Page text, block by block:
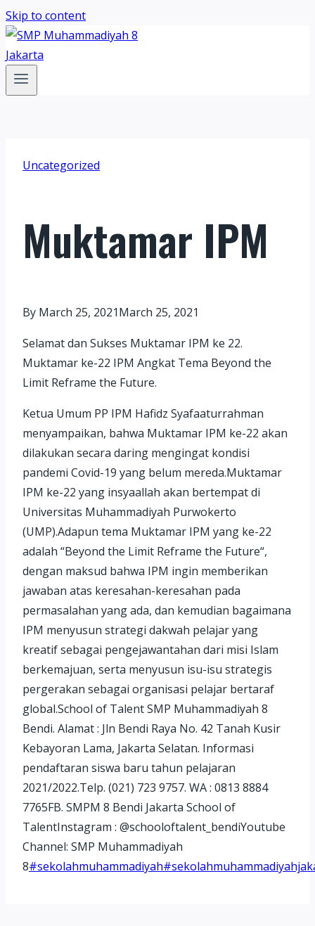
Skip to content
Uncategorized
Muktamar IPM
By March 25, 2021March 25, 2021
Selamat dan Sukses Muktamar IPM ke 22.
Muktamar ke-22 IPM Angkat Tema Beyond the
Limit Reframe the Future.
Ketua Umum PP IPM Hafidz Syafaaturrahman
menyampaikan, bahwa Muktamar IPM ke-22 akan
dilakukan secara daring mengingat kondisi
pandemi Covid-19 yang belum mereda.Muktamar
IPM ke-22 yang insyaallah akan bertempat di
Universitas Muhammadiyah Purwokerto
(UMP).Adapun tema Muktamar IPM yang ke-22
adalah “Beyond the Limit Reframe the Future“,
dengan maksud bahwa IPM ingin memberikan
jawaban atas keresahan-keresahan pada
permasalahan yang ada, dan kemudian bagaimana
IPM menyusun strategi dakwah pelajar yang
kreatif sebagai pengejawantahan dari misi Islam
berkemajuan, serta menyusun isu-isu strategis
pergerakan sebagai organisasi pelajar bertaraf
global.School of Talent SMP Muhammadiyah 8
Bendi. Alamat : Jln Bendi Raya No. 42 Tanah Kusir
Kebayoran Lama, Jakarta Selatan. Informasi
pendaftaran siswa baru tahun pelajaran
2021/2022.Telp. (021) 723 9757. WA : 0813 8884
7765FB. SMPM 8 Bendi Jakarta School of
TalentInstagram : @schooloftalent_bendiYoutube
Channel: SMP Muhammadiyah
8#sekolahmuhammadiyah